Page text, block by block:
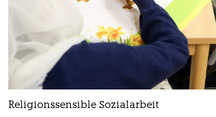
Religionssensible Sozialarbeit